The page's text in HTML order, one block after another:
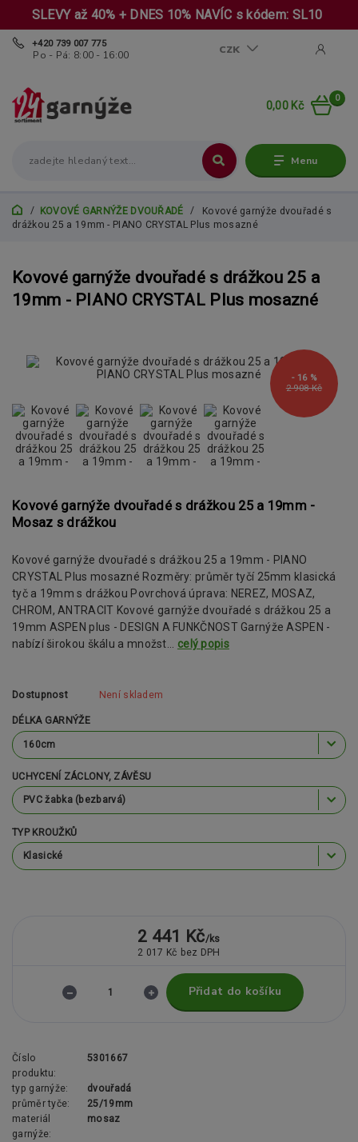
SLEVY až 40% + DNES 10% NAVÍC s kódem: SL10
Menu
CZK
+420 739 007 775
Po - Pá: 8:00 - 16:00
0
0,00 Kč
KOVOVÉ GARNÝŽE DVOUŘADÉ
Kovové garnýže dvouřadé s
drážkou 25 a 19mm - PIANO CRYSTAL Plus mosazné
Kovové garnýže dvouřadé s drážkou 25 a
19mm - PIANO CRYSTAL Plus mosazné
2 908 Kč
- 16 %
Kovové garnýže dvouřadé s drážkou 25 a 19mm -
Mosaz s drážkou
Kovové garnýže dvouřadé s drážkou 25 a 19mm - PIANO
CRYSTAL Plus mosazné Rozměry: průměr tyčí 25mm klasická
tyč a 19mm s drážkou Povrchová úprava: NEREZ, MOSAZ,
CHROM, ANTRACIT Kovové garnýže dvouřadé s drážkou 25 a
19mm ASPEN plus - DESIGN A FUNKČNOST Garnýže ASPEN -
nabízí širokou škálu a množst... celý popis
Dostupnost Není skladem
DÉLKA GARNÝŽE
UCHYCENÍ ZÁCLONY, ZÁVĚSU
TYP KROUŽKŮ
2 441 Kč/ks
2 017 Kč bez DPH
Přidat do košíku
Číslo
produktu:
5301667
typ garnýže:
dvouřadá
průměr tyče:
25/19mm
materiál
garnýže:
mosaz